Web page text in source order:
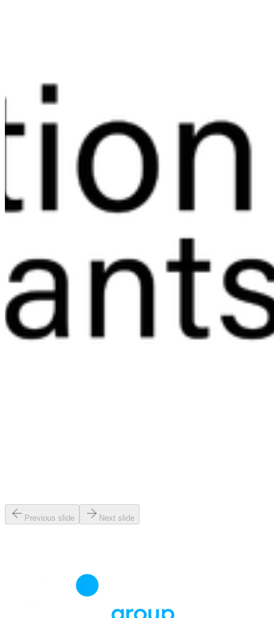
Previous slide Next slide